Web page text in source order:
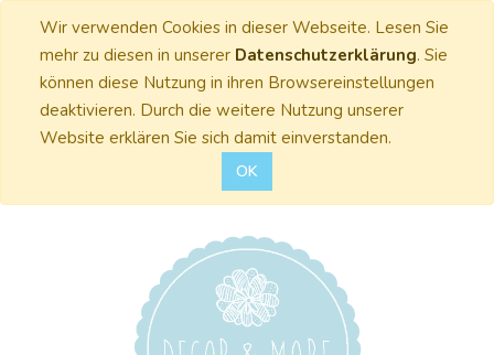
Wir verwenden Cookies in dieser Webseite. Lesen Sie
mehr zu diesen in unserer Datenschutzerklärung. Sie
können diese Nutzung in ihren Browsereinstellungen
deaktivieren. Durch die weitere Nutzung unserer
Website erklären Sie sich damit einverstanden.
OK